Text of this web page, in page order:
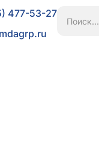
477-53-27